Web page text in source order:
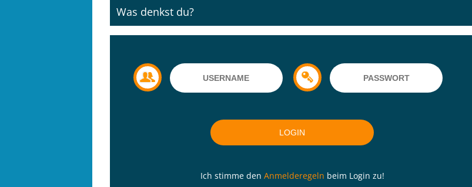
Was denkst du?
Ich stimme den Anmelderegeln beim Login zu!